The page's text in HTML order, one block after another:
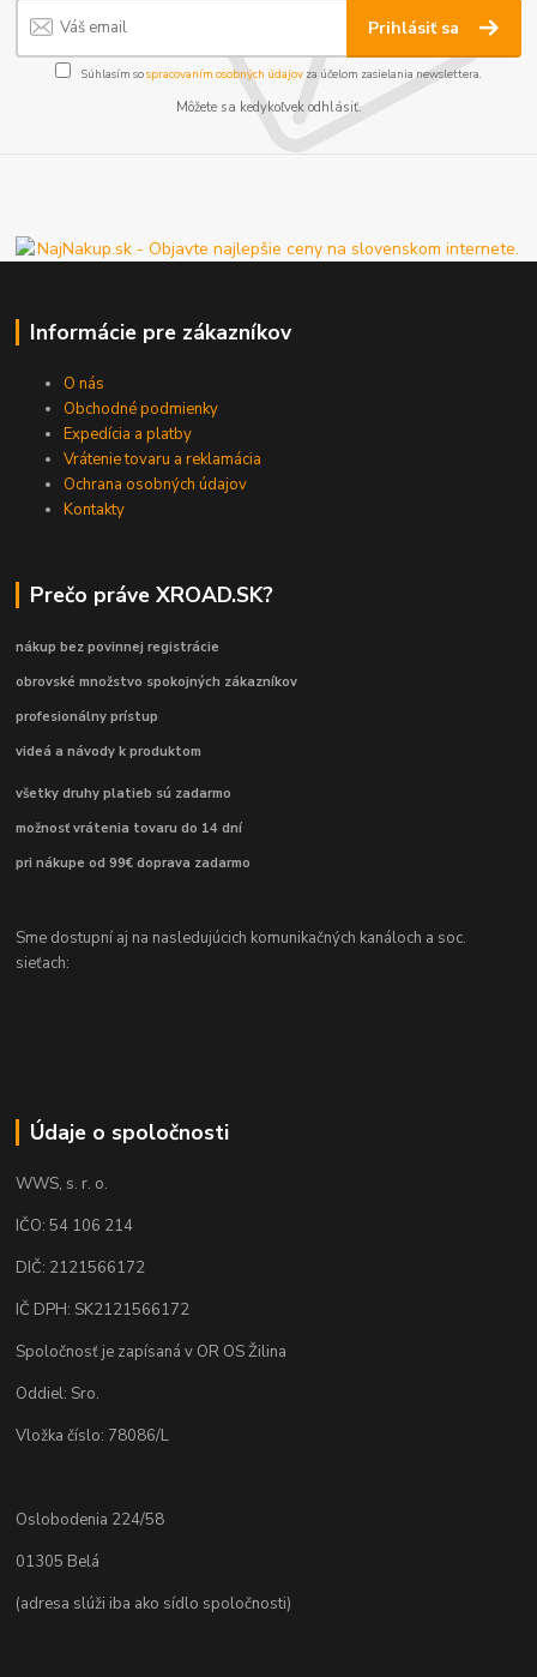
Prihlásiť sa
Súhlasím sospracovaním osobných údajov za účelom zasielania newslettera.
Môžete sa kedykoľvek odhlásiť.
Informácie pre zákazníkov
O nás
Obchodné podmienky
Expedícia a platby
Vrátenie tovaru a reklamácia
Ochrana osobných údajov
Kontakty
Prečo práve XROAD.SK?
nákup bez povinnej registrácie
obrovské množstvo spokojných zákazníkov
profesionálny prístup
videá a návody k produktom
všetky druhy platieb sú zadarmo
možnosť vrátenia tovaru do 14 dní
pri nákupe od 99€ doprava zadarmo
Sme dostupní aj na nasledujúcich komunikačných kanáloch a soc.
sieťach:
Údaje o spoločnosti
WWS, s. r. o.
IČO: 54 106 214
DIČ: 2121566172
IČ DPH: SK2121566172
Spoločnosť je zapísaná v OR OS Žilina
Oddiel: Sro.
Vložka číslo: 78086/L
Oslobodenia 224/58
01305 Belá
(adresa slúži iba ako sídlo spoločnosti)